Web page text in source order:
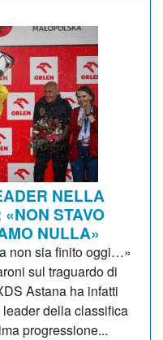
NELLA
STAVO
NULLA»
non sia finito oggi…»
sul traguardo di
Astana ha infatti
della classifica
progressione...